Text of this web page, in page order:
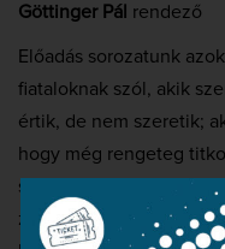
Göttinger Pál rendező
Előadás sorozatunk
fiataloknak szól, akik
értik, de nem szeretik;
hogy még rengeteg
szerették volna
zenében és zenére;